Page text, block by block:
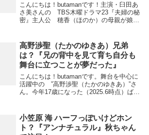
こんにちは！butamanです！主演・臼田あ
さ美さんの TBS木曜ドラマ23『夫婦の秘
密』主人公 穂香（ほのか）の母親が娘に
でもきわだって不気味… とにかく怖
い！...
高野渉聖（たかのゆきあ）兄弟
は？『兄の背中を見て育ち自分も
舞台に立つことが夢だった』
こんにちは！butamanです。舞台を中心に
活躍中の ”高野渉聖（たかのゆきあ）”さ
ん。今年17歳になった（2025.6時点）ばか
が出てきますが調べてみると、...
小笠原 海 ハーフっぽいけどホン
ト？『アンナチュラル』秋ちゃん